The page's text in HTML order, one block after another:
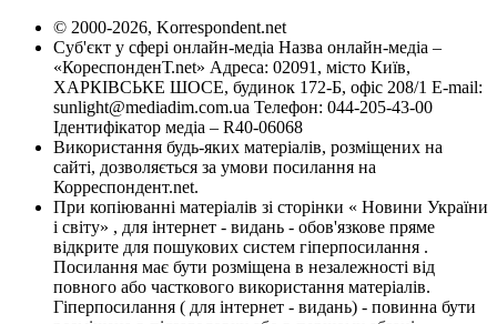
© 2000-2026, Korrespondent.net
Суб'єкт у сфері онлайн-медіа Назва онлайн-медіа –
«КореспонденТ.net» Адреса: 02091, місто Київ,
ХАРКІВСЬКЕ ШОСЕ, будинок 172-Б, офіс 208/1 E-mail:
sunlight@mediadim.com.ua Телефон: 044-205-43-00
Ідентифікатор медіа – R40-06068
Використання будь-яких матеріалів, розміщених на
сайті, дозволяється за умови посилання на
Корреспондент.net.
При копіюванні матеріалів зі сторінки « Новини України
і світу» , для інтернет - видань - обов'язкове пряме
відкрите для пошукових систем гіперпосилання .
Посилання має бути розміщена в незалежності від
повного або часткового використання матеріалів.
Гіперпосилання ( для інтернет - видань) - повинна бути